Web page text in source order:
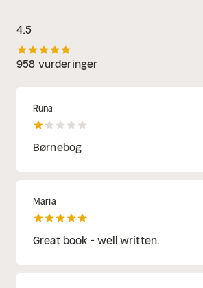
karakterer fulde af personlighed.
4.5
958 vurderinger
Runa
Børnebog
Maria
Great book - well written.